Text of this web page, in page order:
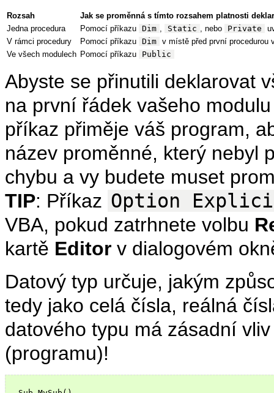
Rozsah
Jak se proměnná s tímto rozsahem platnosti
Jedna procedura
Pomocí příkazu Dim , Static , nebo Private
V rámci procedury
Pomocí příkazu Dim v místě před první procedurou
Ve všech modulech Pomocí příkazu Public
Abyste se přinutili deklarovat
na první řádek vašeho
příkaz přiměje váš program,
název proměnné, který nebyl
chybu a vy budete muset
TIP: Příkaz Option
VBA, pokud zatrhnete volbu
kartě Editor v dialogovém
Datový typ určuje, jakým
tedy jako celá čísla, reálná
datového typu má zásadní
(programu)!